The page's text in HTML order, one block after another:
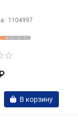
1104997
В корзину